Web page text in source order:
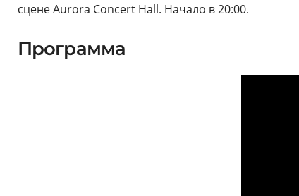
сцене Aurora Concert Hall. Начало в 20:00.
Программа